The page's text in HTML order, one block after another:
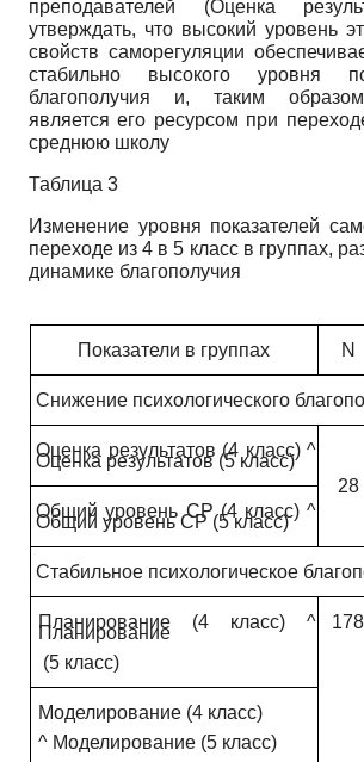
преподавателей (Оценка
утверждать, что высокий уровень
свойств саморегуляции
стабильно высокого уровня
благополучия и, таким
является его ресурсом при
среднюю школу
Таблица 3
Изменение уровня показателей
переходе из 4 в 5 класс в группах,
динамике благополучия
Показатели в группах N
Снижение психологического
Оценка результатов (4 класс) ^
Оценка результатов (5 класс)
28
Общий уровень СР (4 класс) ^
Общий уровень СР (5 класс)
Стабильное психологическое
Планирование (4 класс) ^
Планирование
(5 класс)
178
Моделирование (4 класс)
^ Моделирование (5 класс)